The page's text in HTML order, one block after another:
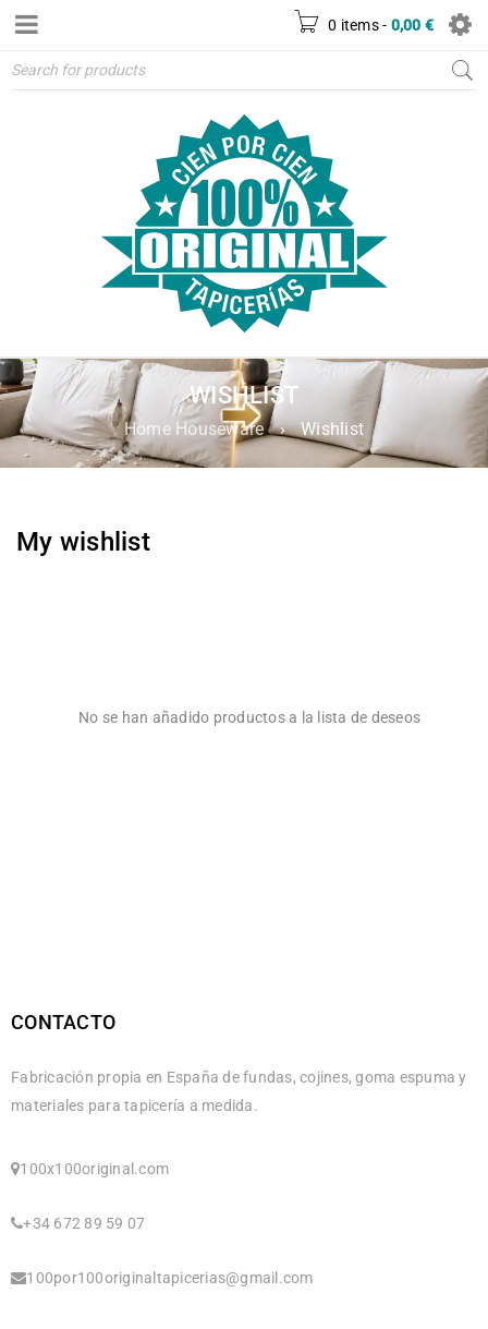
0 items - 0,00 €
WISHLIST
Home Houseware › Wishlist
My wishlist
No se han añadido productos a la lista de deseos
CONTACTO
Fabricación propia en España de fundas, cojines, goma espuma y
materiales para tapicería a medida.
100x100original.com
+34 672 89 59 07
100por100originaltapicerias@gmail.com